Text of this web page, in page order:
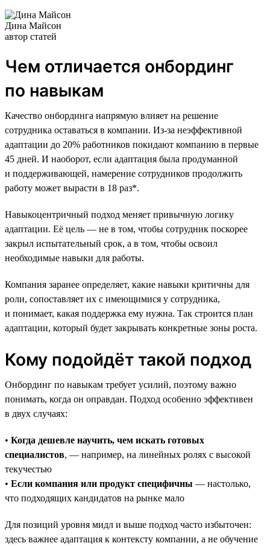
Дина Майсон
автор статей
Чем отличается онбординг
по навыкам
Качество онбординга напрямую влияет на решение
сотрудника оставаться в компании. Из-за неэффективной
адаптации до 20% работников покидают компанию в первые
45 дней. И наоборот, если адаптация была продуманной
и поддерживающей, намерение сотрудников продолжить
работу может вырасти в 18 раз*.
Навыкоцентричный подход меняет привычную логику
адаптации. Её цель — не в том, чтобы сотрудник поскорее
закрыл испытательный срок, а в том, чтобы освоил
необходимые навыки для работы.
Компания заранее определяет, какие навыки критичны для
роли, сопоставляет их с имеющимися у сотрудника,
и понимает, какая поддержка ему нужна. Так строится план
адаптации, который будет закрывать конкретные зоны роста.
Кому подойдёт такой подход
Онбординг по навыкам требует усилий, поэтому важно
понимать, когда он оправдан. Подход особенно эффективен
в двух случаях:
• Когда дешевле научить, чем искать готовых
специалистов, — например, на линейных ролях с высокой
текучестью
• Если компания или продукт специфичны — настолько,
что подходящих кандидатов на рынке мало
Для позиций уровня мидл и выше подход часто избыточен:
здесь важнее адаптация к контексту компании, а не обучение